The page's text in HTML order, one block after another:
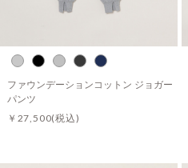
ファウンデーションコットン ジョガー
パンツ
￥27,500(税込)